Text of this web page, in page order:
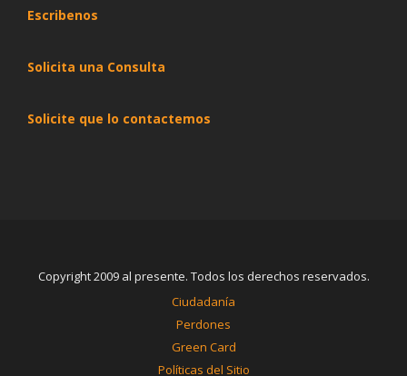
Escribenos
Solicita una Consulta
Solicite que lo contactemos
Copyright 2009 al presente. Todos los derechos reservados.
Ciudadanía
Perdones
Green Card
Políticas del Sitio